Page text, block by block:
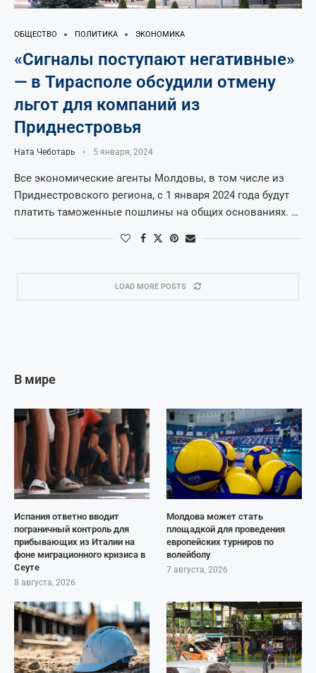
ОБЩЕСТВО ПОЛИТИКА ЭКОНОМИКА
«Сигналы поступают негативные»
— в Тирасполе обсудили отмену
льгот для компаний из
Приднестровья
Ната Чеботарь 5 января, 2024
Все экономические агенты Молдовы, в том числе из
Приднестровского региона, с 1 января 2024 года будут
платить таможенные пошлины на общих основаниях. …
LOAD MORE POSTS
В мире
Испания ответно вводит
пограничный контроль для
прибывающих из Италии на
фоне миграционного кризиса в
Сеуте
8 августа, 2026
Молдова может стать
площадкой для проведения
европейских турниров по
волейболу
7 августа, 2026